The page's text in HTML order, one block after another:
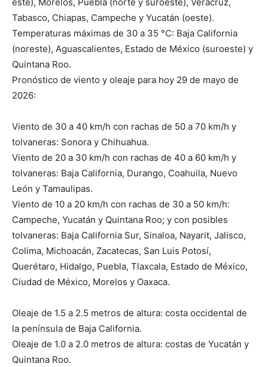
Tabasco, Chiapas, Campeche y Yucatán (oeste).
Temperaturas máximas de 30 a 35 °C: Baja California
(noreste), Aguascalientes, Estado de México (suroeste) y
Quintana Roo.
Pronóstico de viento y oleaje para hoy 29 de mayo de
2026:
Viento de 30 a 40 km/h con rachas de 50 a 70 km/h y
tolvaneras: Sonora y Chihuahua.
Viento de 20 a 30 km/h con rachas de 40 a 60 km/h y
tolvaneras: Baja California, Durango, Coahuila, Nuevo
León y Tamaulipas.
Viento de 10 a 20 km/h con rachas de 30 a 50 km/h:
Campeche, Yucatán y Quintana Roo; y con posibles
tolvaneras: Baja California Sur, Sinaloa, Nayarit, Jalisco,
Colima, Michoacán, Zacatecas, San Luis Potosí,
Querétaro, Hidalgo, Puebla, Tlaxcala, Estado de México,
Ciudad de México, Morelos y Oaxaca.
Oleaje de 1.5 a 2.5 metros de altura: costa occidental de
la península de Baja California.
Oleaje de 1.0 a 2.0 metros de altura: costas de Yucatán y
Quintana Roo.